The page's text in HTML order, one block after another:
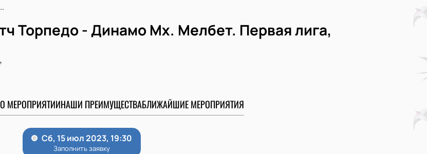
Торпедо - Динамо Мх. Мелбет. Первая лига,
О МЕРОПРИЯТИИНАШИ ПРЕИМУЩЕСТВАБЛИЖАЙШИЕ МЕРОПРИЯТИЯ